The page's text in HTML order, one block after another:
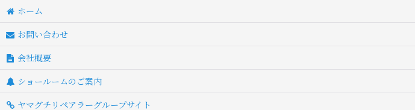
ホーム
お問い合わせ
会社概要
ショールームのご案内
ヤマグチリペアラーグループサイト